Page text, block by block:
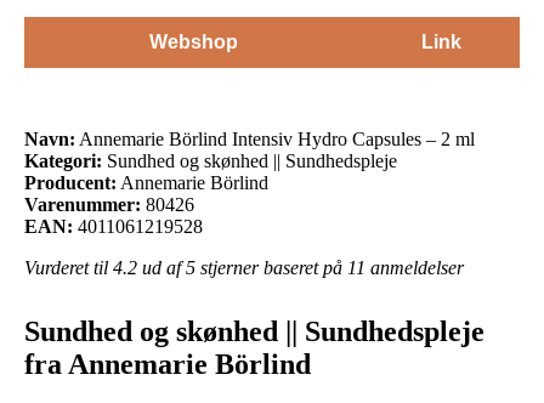
Webshop Link
Navn: Annemarie Börlind Intensiv Hydro Capsules – 2 ml
Kategori: Sundhed og skønhed || Sundhedspleje
Producent: Annemarie Börlind
Varenummer: 80426
EAN: 4011061219528
Vurderet til 4.2 ud af 5 stjerner baseret på 11 anmeldelser
Sundhed og skønhed || Sundhedspleje
fra Annemarie Börlind